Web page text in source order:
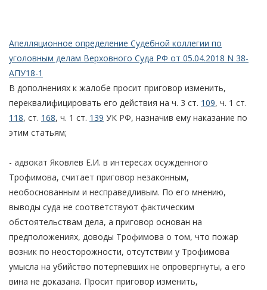
Апелляционное определение Судебной коллегии по
уголовным делам Верховного Суда РФ от 05.04.2018 N 38-
АПУ18-1
В дополнениях к жалобе просит приговор изменить,
переквалифицировать его действия на ч. 3 ст. 109, ч. 1 ст.
118, ст. 168, ч. 1 ст. 139 УК РФ, назначив ему наказание по
этим статьям;
- адвокат Яковлев Е.И. в интересах осужденного
Трофимова, считает приговор незаконным,
необоснованным и несправедливым. По его мнению,
выводы суда не соответствуют фактическим
обстоятельствам дела, а приговор основан на
предположениях, доводы Трофимова о том, что пожар
возник по неосторожности, отсутствии у Трофимова
умысла на убийство потерпевших не опровергнуты, а его
вина не доказана. Просит приговор изменить,